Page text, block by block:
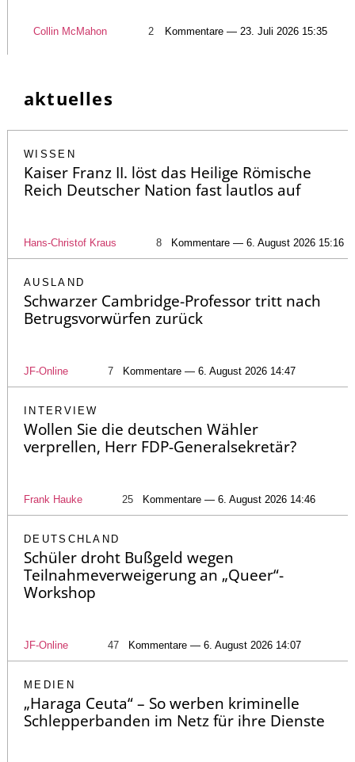
Collin McMahon 2 Kommentare — 23. Juli 2026 15:35
aktuelles
WISSEN
Kaiser Franz II. löst das Heilige Römische
Reich Deutscher Nation fast lautlos auf
Hans-Christof Kraus 8 Kommentare — 6. August 2026 15:16
AUSLAND
Schwarzer Cambridge-Professor tritt nach
Betrugsvorwürfen zurück
JF-Online 7 Kommentare — 6. August 2026 14:47
INTERVIEW
Wollen Sie die deutschen Wähler
verprellen, Herr FDP-Generalsekretär?
Frank Hauke 25 Kommentare — 6. August 2026 14:46
DEUTSCHLAND
Schüler droht Bußgeld wegen
Teilnahmeverweigerung an „Queer“-
Workshop
JF-Online 47 Kommentare — 6. August 2026 14:07
MEDIEN
„Haraga Ceuta“ – So werben kriminelle
Schlepperbanden im Netz für ihre Dienste